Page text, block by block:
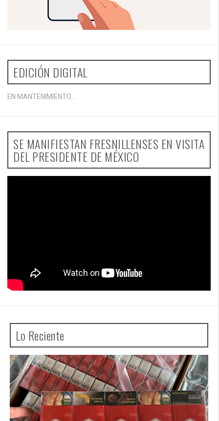
EDICIÓN DIGITAL
EN MANTENIMIENTO...
SE MANIFIESTAN FRESNILLENSES EN VISITA
DEL PRESIDENTE DE MÉXICO
Lo Reciente